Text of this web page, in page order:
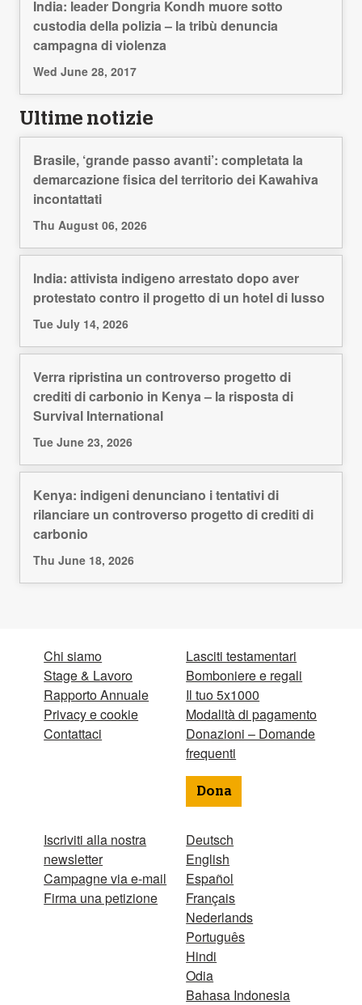
India: leader Dongria Kondh muore sotto
custodia della polizia – la tribù denuncia
campagna di violenza
Wed June 28, 2017
Ultime notizie
Brasile, ‘grande passo avanti’: completata la
demarcazione fisica del territorio dei Kawahiva
incontattati
Thu August 06, 2026
India: attivista indigeno arrestato dopo aver
protestato contro il progetto di un hotel di lusso
Tue July 14, 2026
Verra ripristina un controverso progetto di
crediti di carbonio in Kenya – la risposta di
Survival International
Tue June 23, 2026
Kenya: indigeni denunciano i tentativi di
rilanciare un controverso progetto di crediti di
carbonio
Thu June 18, 2026
Chi siamo
Stage & Lavoro
Rapporto Annuale
Privacy e cookie
Contattaci
Iscriviti alla nostra
newsletter
Campagne via e-mail
Firma una petizione
Lasciti testamentari
Bomboniere e regali
Il tuo 5x1000
Modalità di pagamento
Donazioni – Domande
frequenti
Dona
Deutsch
English
Español
Français
Nederlands
Português
Hindi
Odia
Bahasa Indonesia